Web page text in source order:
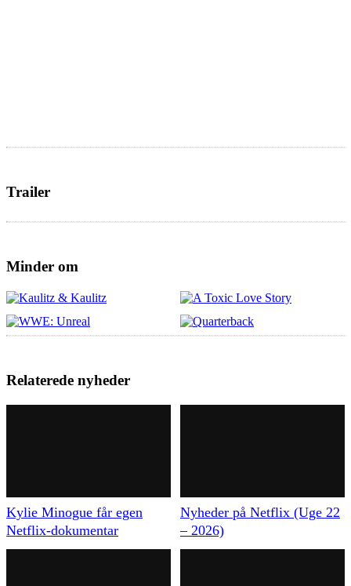
Trailer
Minder om
Relaterede nyheder
Kylie Minogue får egen
Netflix-dokumentar
Nyheder på Netflix (Uge 22
– 2026)